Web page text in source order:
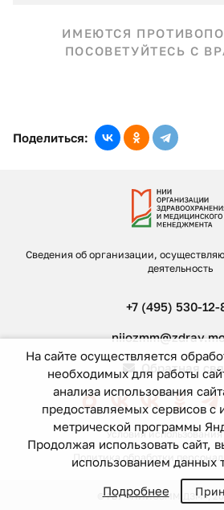
ИМЕЮТСЯ
ПОСОВЕТУЙТЕСЬ С
Поделиться:
Сведения об организации,
деятельность
+7 (495) 530-12-
Обратная
Условия
Политика обработки
© ГБУ «НИИОЗММ ДЗМ»,
На сайте осуществляется
необходимых для работы
анализа использования
предоставляемых сервисов с
метрической программы
Продолжая использовать сайт,
использованием данных
Подробнее